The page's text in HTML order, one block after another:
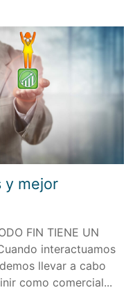
y mejor
FIN TIENE UN
interactuamos
llevar a cabo
como comercial...